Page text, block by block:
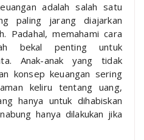
adalah salah satu
paling jarang diajarkan
Padahal, memahami cara
bekal penting untuk
Anak-anak yang tidak
konsep keuangan sering
keliru tentang uang,
hanya untuk dihabiskan
hanya dilakukan jika